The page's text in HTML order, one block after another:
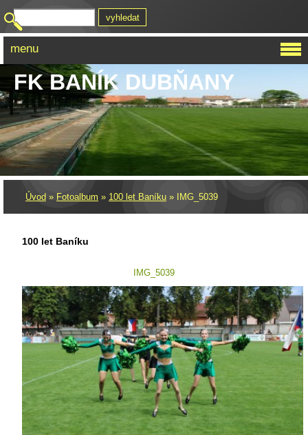
FK BANÍK DUBŇANY
Úvod » Fotoalbum » 100 let Baníku » IMG_5039
100 let Baníku
IMG_5039
menu